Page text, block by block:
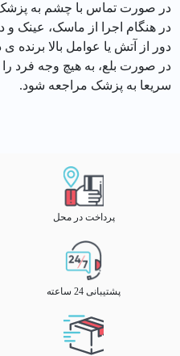
در صورت تماس با چشم به
در هنگام اجرا از ماسک، عینک و
دور از آتش یا عوامل بالا برنده ی
در صورت بلع، به هیچ وجه فرد را
سریعا به پزشک مراجعه شود.
پرداخت در محل
پشتیبانی 24 ساعته